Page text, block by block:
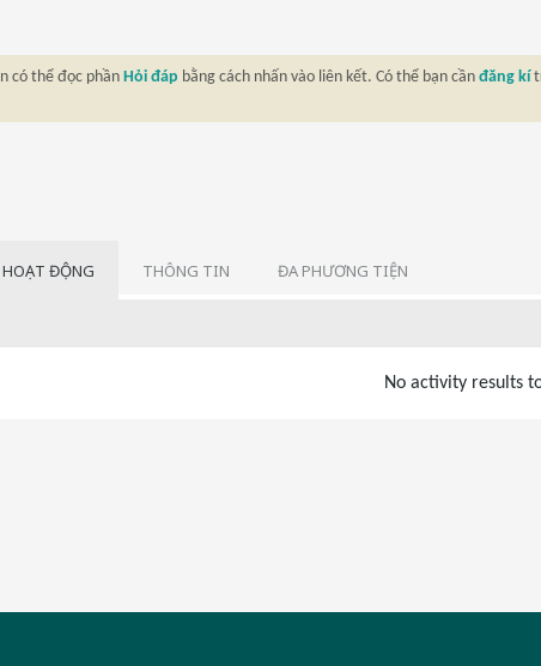
có thể đọc phần Hỏi đáp bằng cách nhấn vào liên kết. Có thể bạn cần đăng kí
HOẠT ĐỘNG THÔNG TIN ĐA PHƯƠNG TIỆN
No activity results